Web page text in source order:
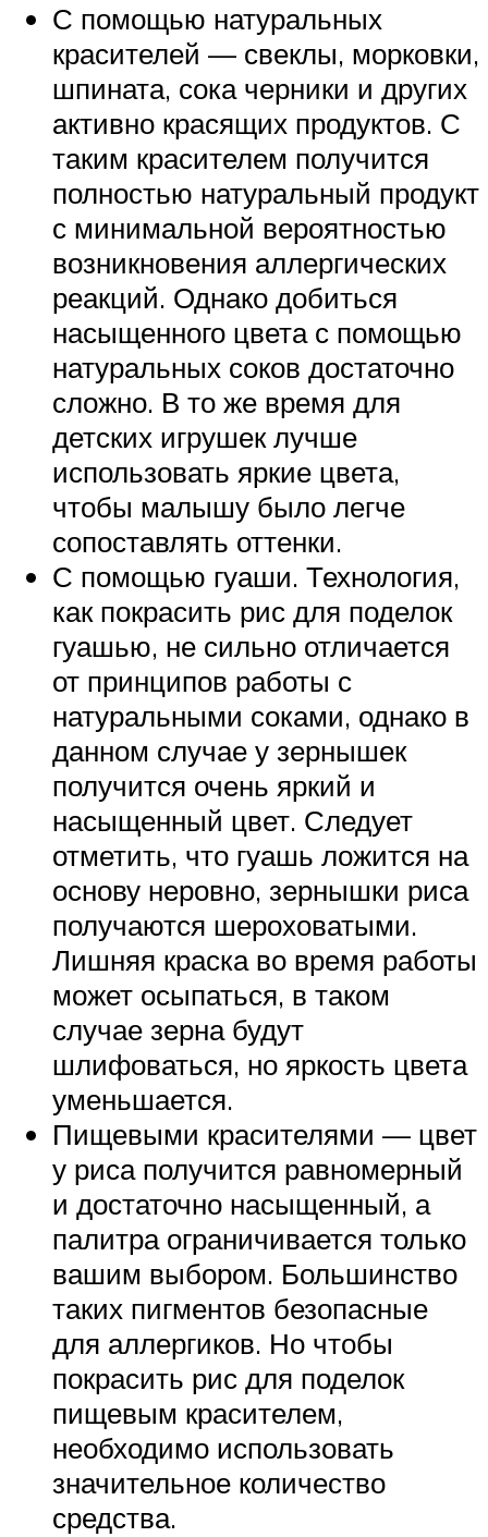
С помощью натуральных
красителей — свеклы, морковки,
шпината, сока черники и других
активно красящих продуктов. С
таким красителем получится
полностью натуральный продукт
с минимальной вероятностью
возникновения аллергических
реакций. Однако добиться
насыщенного цвета с помощью
натуральных соков достаточно
сложно. В то же время для
детских игрушек лучше
использовать яркие цвета,
чтобы малышу было легче
сопоставлять оттенки.
С помощью гуаши. Технология,
как покрасить рис для поделок
гуашью, не сильно отличается
от принципов работы с
натуральными соками, однако в
данном случае у зернышек
получится очень яркий и
насыщенный цвет. Следует
отметить, что гуашь ложится на
основу неровно, зернышки риса
получаются шероховатыми.
Лишняя краска во время работы
может осыпаться, в таком
случае зерна будут
шлифоваться, но яркость цвета
уменьшается.
Пищевыми красителями — цвет
у риса получится равномерный
и достаточно насыщенный, а
палитра ограничивается только
вашим выбором. Большинство
таких пигментов безопасные
для аллергиков. Но чтобы
покрасить рис для поделок
пищевым красителем,
необходимо использовать
значительное количество
средства.